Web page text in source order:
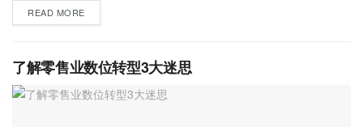
READ MORE
了解零售业数位转型3大迷思